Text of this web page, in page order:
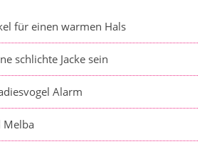
für einen warmen Hals
schlichte Jacke sein
Alarm
Melba